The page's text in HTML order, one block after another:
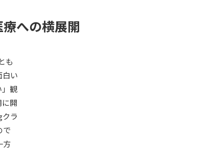
への横展開
も
白い
」観
開
ラ
で
方